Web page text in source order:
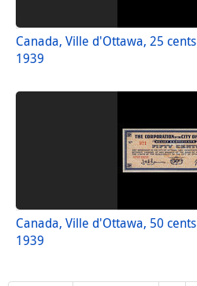
Canada, Ville d'Ottawa, 25 cents
1939
Canada, Ville d'Ottawa, 50 cents
1939